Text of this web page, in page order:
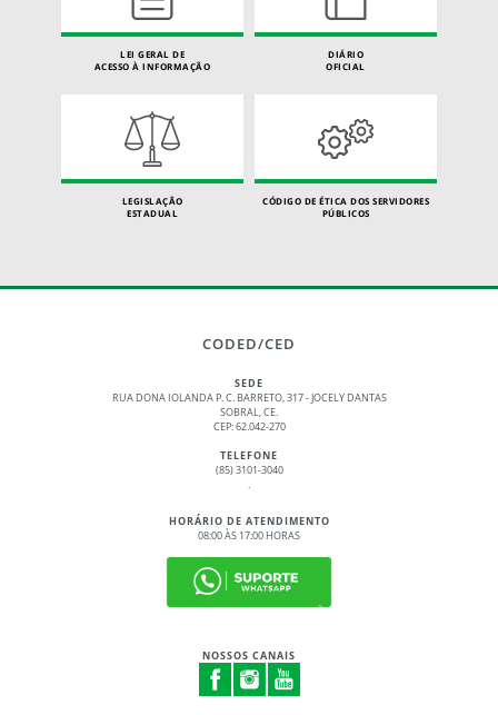
LEI GERAL DE
ACESSO À INFORMAÇÃO
DIÁRIO
OFICIAL
LEGISLAÇÃO
ESTADUAL
CÓDIGO DE ÉTICA DOS SERVIDORES
PÚBLICOS
CODED/CED
SEDE
RUA DONA IOLANDA P. C. BARRETO, 317 - JOCELY DANTAS
SOBRAL, CE.
CEP: 62.042-270
TELEFONE
(85) 3101-3040
.
HORÁRIO DE ATENDIMENTO
08:00 ÀS 17:00 HORAS
NOSSOS CANAIS